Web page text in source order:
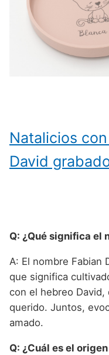
Natalicios
David
Q: ¿Qué significa el
A: El nombre Fabian
que significa
con el hebreo David,
querido. Juntos,
amado.
Q: ¿Cuál es el